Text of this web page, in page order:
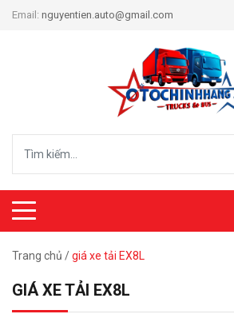
Email: nguyentien.auto@gmail.com
Trang chủ /giá xe tải EX8L
GIÁ XE TẢI EX8L